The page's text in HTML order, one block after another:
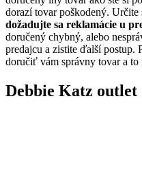
dorazí tovar poškodený. Určite
dožadujte sa reklamácie u
doručený chybný, alebo
predajcu a zistite ďalší postup.
doručiť vám správny tovar a to
Debbie Katz outlet